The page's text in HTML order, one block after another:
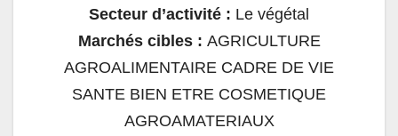
Secteur d’activité : Le végétal
Marchés cibles : AGRICULTURE
AGROALIMENTAIRE CADRE DE VIE
SANTE BIEN ETRE COSMETIQUE
AGROAMATERIAUX